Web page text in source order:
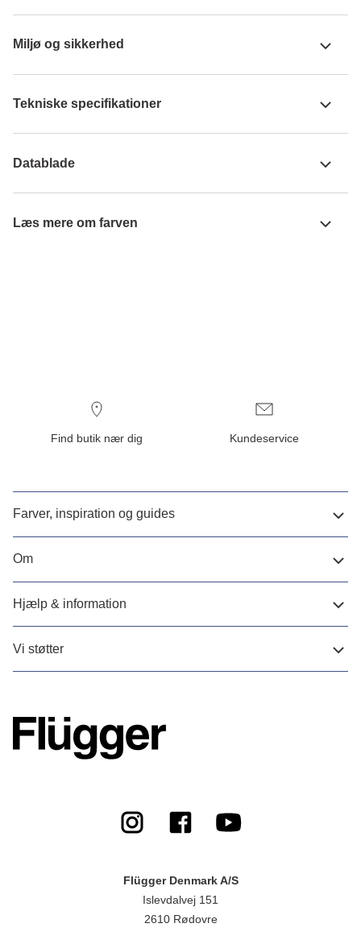
Miljø og sikkerhed
Tekniske specifikationer
Datablade
Læs mere om farven
Find butik nær dig Kundeservice
Farver, inspiration og guides
Om
Hjælp & information
Vi støtter
Flügger Denmark A/S
Islevdalvej 151
2610 Rødovre